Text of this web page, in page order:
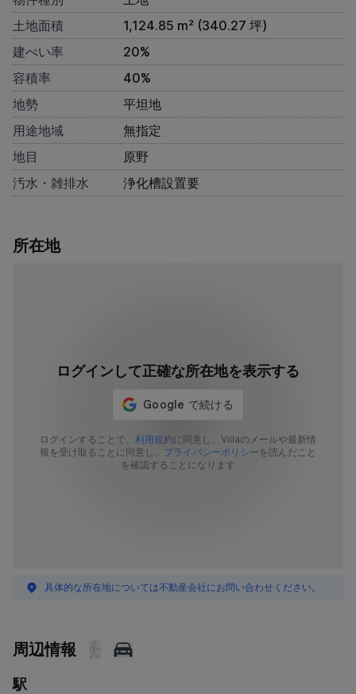
土地面積
1,124.85 m² (340.27 坪)
建ぺい率
20%
容積率
40%
地勢
平坦地
用途地域
無指定
地目
原野
汚水・雑排水
浄化槽設置要
所在地
ログインして正確な所在地を表示する
ログインすることで、 利用規約に同意し、Viilaのメールや最新情
報を受け取ることに同意し、 プライバシーポリシーを読んだこと
を確認することになります
具体的な所在地については不動産会社にお問い合わせください。
周辺情報
駅